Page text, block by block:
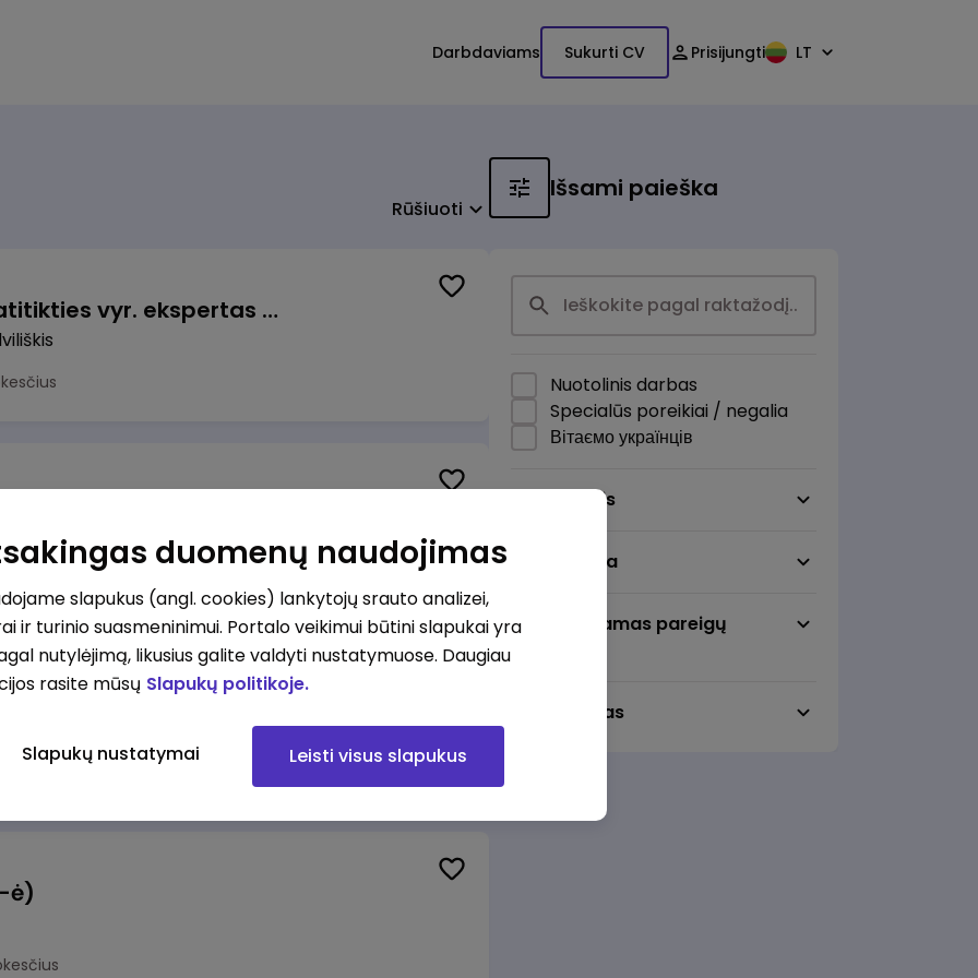
Darbdaviams Sukurti CV Prisijungti LT
Rūšiuoti
Veiklos užtikrinimo ir atitikties vyr. ekspertas (-ė) (Radviliškis) (Radviliškis, LT)
Veiklos užtikrinimo ir atitikties vyr. ekspertas (-ė) (Klaipėda) (Klaipėda, LT)
ė)
Išsami paieška
Nuotolinis darbas
Specialūs poreikiai / negalia
Вітаємо українців
Darbo sritis
Darbo vieta
Pageidaujamas pareigų
Darbo laikas
duomenų naudojimas
slapukus (angl. cookies) lankytojų srauto analizei,
ir turinio suasmeninimui. Portalo veikimui būtini slapukai yra
nutylėjimą, likusius galite valdyti nustatymuose. Daugiau
rasite mūsų Slapukų politikoje.
Slapukų nustatymai Leisti visus slapukus